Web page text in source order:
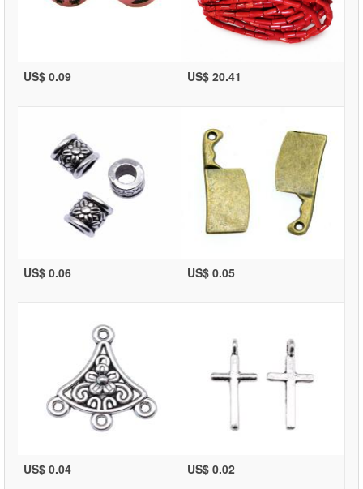
US$ 0.09 US$ 20.41
US$ 0.06 US$ 0.05
US$ 0.04 US$ 0.02